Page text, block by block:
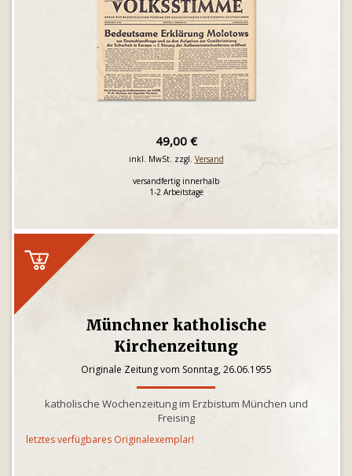
49,00 €
inkl. MwSt. zzgl. Versand
versandfertig innerhalb
1-2 Arbeitstage
Münchner katholische
Kirchenzeitung
Originale Zeitung vom Sonntag, 26.06.1955
katholische Wochenzeitung im Erzbistum München und
Freising
letztes verfügbares Originalexemplar!